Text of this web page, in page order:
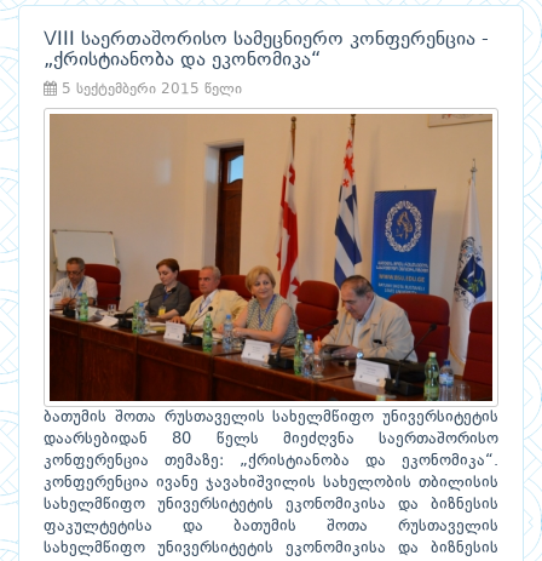
VIII საერთაშორისო სამეცნიერო კონფერენცია -
„ქრისტიანობა და ეკონომიკა“
5 სექტემბერი 2015 წელი
ბათუმის შოთა რუსთაველის სახელმწიფო უნივერსიტეტის
დაარსებიდან 80 წელს მიეძღვნა საერთაშორისო
კონფერენცია თემაზე: „ქრისტიანობა და ეკონომიკა“.
კონფერენცია ივანე ჯავახიშვილის სახელობის თბილისის
სახელმწიფო უნივერსიტეტის ეკონომიკისა და ბიზნესის
ფაკულტეტისა და ბათუმის შოთა რუსთაველის
სახელმწიფო უნივერსიტეტის ეკონომიკისა და ბიზნესის